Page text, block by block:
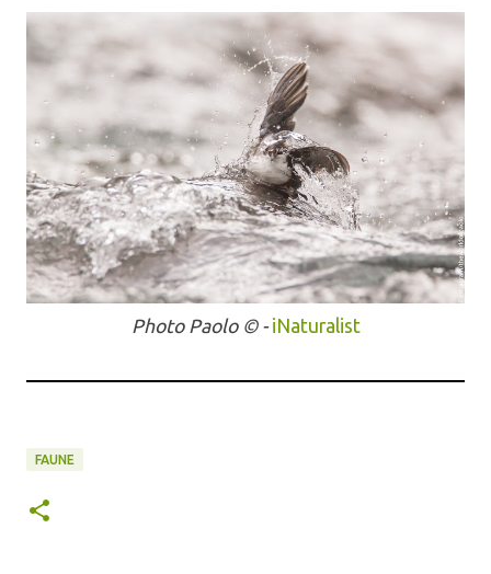
Photo Paolo© -iNaturalist
FAUNE